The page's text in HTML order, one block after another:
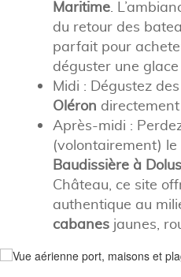
Maritime.
du retour des
parfait pour
déguster une
Midi : Dégustez des
Oléron
Après-midi :
(volontairement) le
Baudissière à Dolus
Château, ce site
authentique au
cabanesjaunes,